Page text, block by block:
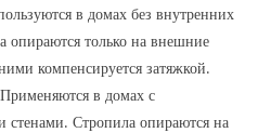
в домах без внутренних
опираются только на внешние
компенсируется затяжкой.
Применяются в домах с
Стропила опираются на